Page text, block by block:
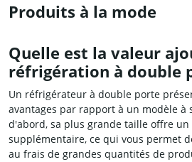
Produits à la mode
Quelle est la valeur
réfrigération à double
Un réfrigérateur à double porte
avantages par rapport à un modèle à
d'abord, sa plus grande taille offre un
supplémentaire, ce qui vous permet
au frais de grandes quantités de